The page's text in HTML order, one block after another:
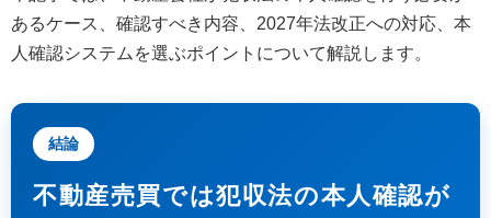
あるケース、確認すべき内容、2027年法改正への対応、本
人確認システムを選ぶポイントについて解説します。
結論
不動産売買では犯収法の本人確認が